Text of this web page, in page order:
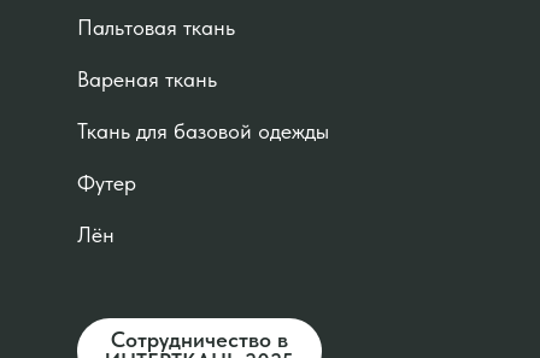
Пальтовая ткань
Вареная ткань
Ткань для базовой одежды
Футер
Лён
Сотрудничество в